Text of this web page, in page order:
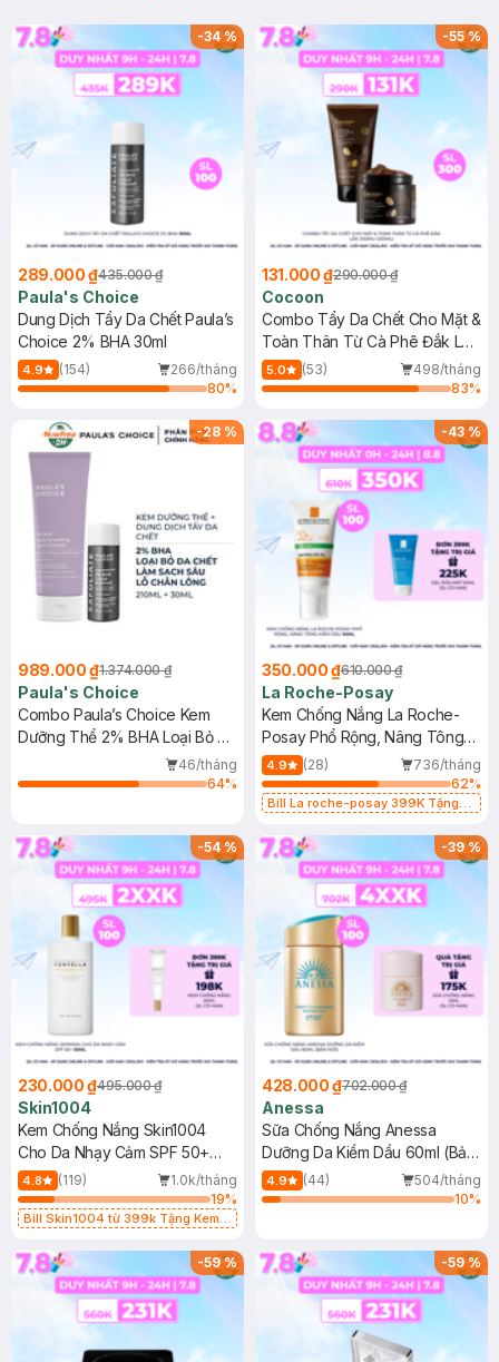
-34%
289.000 ₫435.000 ₫
Paula's Choice
Dung Dịch Tẩy Da Chết Paula’s
Choice 2% BHA 30ml
4.9 (154)
266/tháng
80%
-55%
131.000 ₫290.000 ₫
Cocoon
Combo Tẩy Da Chết Cho Mặt &
Toàn Thân Từ Cà Phê Đắk Lắk
(150ml+200ml)
5.0 (53)
498/tháng
83%
-28 %
989.000 ₫1.374.000 ₫
Paula's Choice
Combo Paula’s Choice Kem
Dưỡng Thể 2% BHA Loại Bỏ Da
Chết 210ml + Dung Dịch Tẩy Da
Chết 2% BHA 30ml
46/tháng
64%
-43%
350.000 ₫610.000 ₫
La Roche-Posay
Kem Chống Nắng La Roche-
Posay Phổ Rộng, Nâng Tông
Kiềm Dầu 50ml
4.9 (28)
736/tháng
62%
Bill La roche-posay 399K Tặng
(SL có hạn)
-54%
230.000 ₫495.000 ₫
Skin1004
Kem Chống Nắng Skin1004
Cho Da Nhạy Cảm SPF 50+
50ml
4.8 (119)
1.0k/tháng
19%
Bill Skin1004 từ 399k Tặng Kem
SPF 50+ 20ml (SL Có Hạn)
-39%
428.000 ₫702.000 ₫
Anessa
Sữa Chống Nắng Anessa
Dưỡng Da Kiềm Dầu 60ml (Bản
Mới)
4.9 (44)
504/tháng
10%
-59% -59%